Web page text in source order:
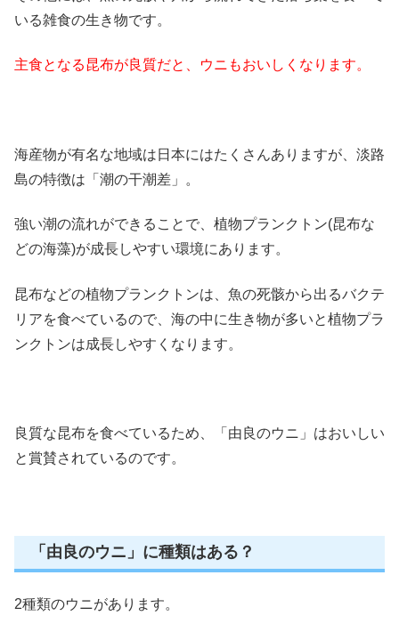
いる雑食の生き物です。
主食となる昆布が良質だと、ウニもおいしくなります。
海産物が有名な地域は日本にはたくさんありますが、淡路
島の特徴は「潮の干潮差」。
強い潮の流れができることで、植物プランクトン(昆布な
どの海藻)が成長しやすい環境にあります。
昆布などの植物プランクトンは、魚の死骸から出るバクテ
リアを食べているので、海の中に生き物が多いと植物プラ
ンクトンは成長しやすくなります。
良質な昆布を食べているため、「由良のウニ」はおいしい
と賞賛されているのです。
「由良のウニ」に種類はある？
2種類のウニがあります。